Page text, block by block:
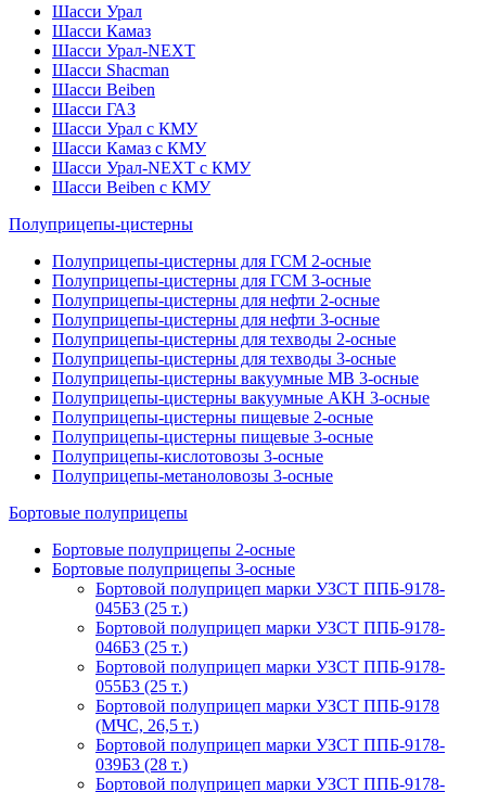
Шасси Урал
Шасси Камаз
Шасси Урал-NEXT
Шасси Shacman
Шасси Beiben
Шасси ГАЗ
Шасси Урал с КМУ
Шасси Камаз с КМУ
Шасси Урал-NEXT с КМУ
Шасси Beiben с КМУ
Полуприцепы-цистерны
Полуприцепы-цистерны для ГСМ 2-осные
Полуприцепы-цистерны для ГСМ 3-осные
Полуприцепы-цистерны для нефти 2-осные
Полуприцепы-цистерны для нефти 3-осные
Полуприцепы-цистерны для техводы 2-осные
Полуприцепы-цистерны для техводы 3-осные
Полуприцепы-цистерны вакуумные МВ 3-осные
Полуприцепы-цистерны вакуумные АКН 3-осные
Полуприцепы-цистерны пищевые 2-осные
Полуприцепы-цистерны пищевые 3-осные
Полуприцепы-кислотовозы 3-осные
Полуприцепы-метаноловозы 3-осные
Бортовые полуприцепы
Бортовые полуприцепы 2-осные
Бортовые полуприцепы 3-осные
Бортовой полуприцеп марки УЗСТ ППБ-9178-
045Б3 (25 т.)
Бортовой полуприцеп марки УЗСТ ППБ-9178-
046Б3 (25 т.)
Бортовой полуприцеп марки УЗСТ ППБ-9178-
055Б3 (25 т.)
Бортовой полуприцеп марки УЗСТ ППБ-9178
(МЧС, 26,5 т.)
Бортовой полуприцеп марки УЗСТ ППБ-9178-
039Б3 (28 т.)
Бортовой полуприцеп марки УЗСТ ППБ-9178-